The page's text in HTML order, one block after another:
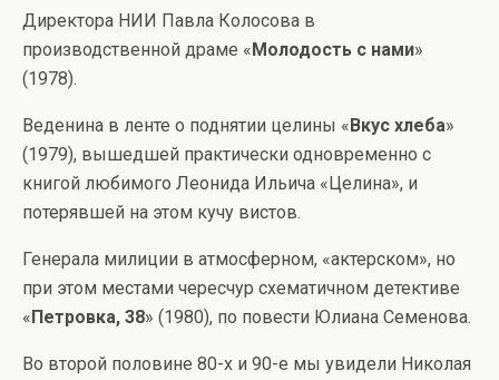
Директора НИИ Павла Колосова в
производственной драме «Молодость с нами»
(1978).
Веденина в ленте о поднятии целины «Вкус хлеба»
(1979), вышедшей практически одновременно с
книгой любимого Леонида Ильича «Целина», и
потерявшей на этом кучу вистов.
Генерала милиции в атмосферном, «актерском», но
при этом местами чересчур схематичном детективе
«Петровка, 38» (1980), по повести Юлиана Семенова.
Во второй половине 80-х и 90-е мы увидели Николая